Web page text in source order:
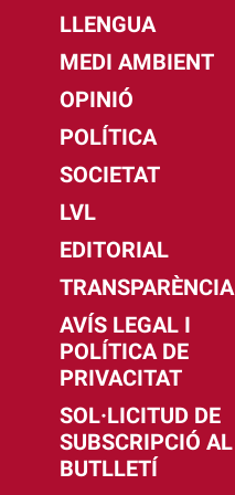
LLENGUA
MEDI AMBIENT
OPINIÓ
POLÍTICA
SOCIETAT
LVL
EDITORIAL
TRANSPARÈNCIA
AVÍS LEGAL I
POLÍTICA DE
PRIVACITAT
SOL·LICITUD DE
SUBSCRIPCIÓ AL
BUTLLETÍ